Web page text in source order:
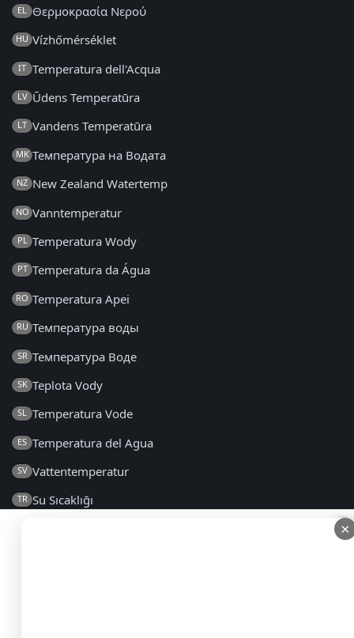
×
EL Θερμοκρασία Νερού
HU Vízhőmérséklet
IT Temperatura dell'Acqua
LV Ūdens Temperatūra
LT Vandens Temperatūra
MK Температура на Водата
NZ New Zealand Watertemp
NO Vanntemperatur
PL Temperatura Wody
PT Temperatura da Água
RO Temperatura Apei
RU Температура воды
SR Температура Воде
SK Teplota Vody
SL Temperatura Vode
ES Temperatura del Agua
SV Vattentemperatur
TR Su Sıcaklığı
×